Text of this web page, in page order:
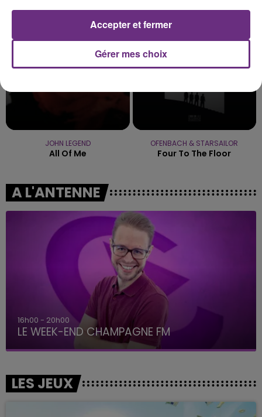
JOHN LEGEND
All Of Me
7h41
7h41
OFENBACH & STARSAILOR
Four To The Floor
A L'ANTENNE
16h00 - 20h00
LE WEEK-END CHAMPAGNE FM
LES JEUX
Gérer mes choix
Accepter et fermer